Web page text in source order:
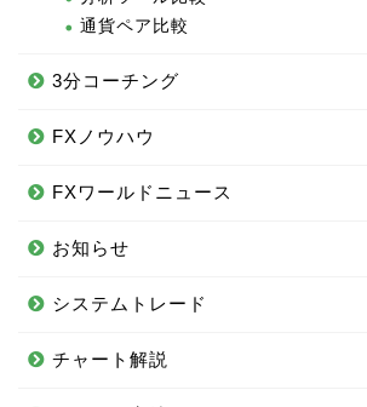
通貨ペア比較
3分コーチング
FXノウハウ
FXワールドニュース
お知らせ
システムトレード
チャート解説